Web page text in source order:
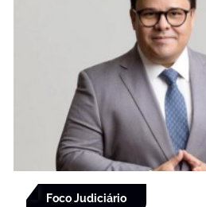
Foco Judiciário